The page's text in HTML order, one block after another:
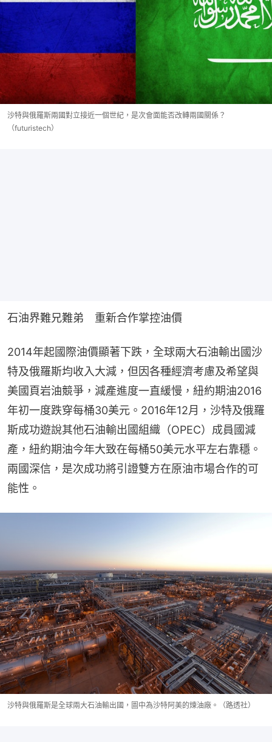
沙特與俄羅斯兩國對立接近一個世紀，是次會面能否改轉兩國關係？
（futuristech）
石油界難兄難弟　重新合作掌控油價
2014年起國際油價顯著下跌，全球兩大石油輸出國沙
特及俄羅斯均收入大減，但因各種經濟考慮及希望與
美國頁岩油競爭，減產進度一直緩慢，紐約期油2016
年初一度跌穿每桶30美元。2016年12月，沙特及俄羅
斯成功遊說其他石油輸出國組織（OPEC）成員國減
產，紐約期油今年大致在每桶50美元水平左右靠穩。
兩國深信，是次成功將引證雙方在原油市場合作的可
能性。
沙特與俄羅斯是全球兩大石油輸出國，圖中為沙特阿美的煉油廠。（路透社）